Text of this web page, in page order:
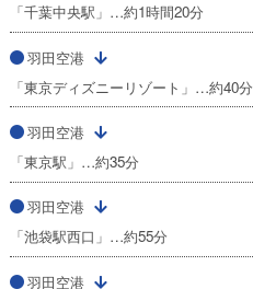
「千葉中央駅」…約1時間20分
羽田空港
「東京ディズニーリゾート」…約40分
羽田空港
「東京駅」…約35分
羽田空港
「池袋駅西口」…約55分
羽田空港